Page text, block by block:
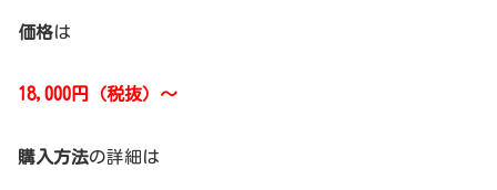
価格は
18,000円（税抜）～
購入方法の詳細は